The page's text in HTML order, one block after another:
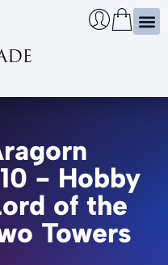
- Hobby
of the
Towers